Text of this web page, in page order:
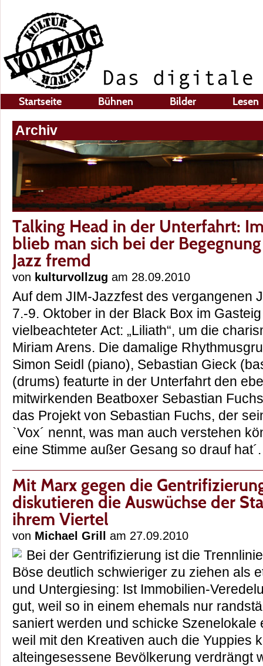
Startseite Bühnen Bilder Lesen
Archiv
Talking Head in der Unterfahrt:
blieb man sich bei der
Jazz fremd
von kulturvollzug am 28.09.2010
Auf dem JIM-Jazzfest des vergangenen
7.-9. Oktober in der Black Box im
vielbeachteter Act: „Liliath“, um die
Miriam Arens. Die damalige
Simon Seidl (piano), Sebastian Gieck
(drums) featurte in der Unterfahrt den
mitwirkenden Beatboxer Sebastian
das Projekt von Sebastian Fuchs, der
`Vox´ nennt, was man auch verstehen
eine Stimme außer Gesang so drauf
Mit Marx gegen die
diskutieren die Auswüchse der
ihrem Viertel
von Michael Grill am 27.09.2010
Bei der Gentrifizierung ist die
Böse deutlich schwieriger zu ziehen als
und Untergiesing: Ist Immobilien-
gut, weil so in einem ehemals nur
saniert werden und schicke Szenelokale
weil mit den Kreativen auch die Yuppies
alteingesessene Bevölkerung verdrängt